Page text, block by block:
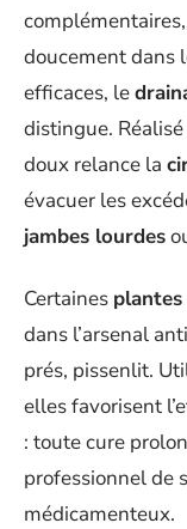
doucement dans
efficaces, le
distingue.
doux relance la
évacuer les
jambes lourdes
Certaines
dans l’arsenal
prés, pissenlit.
elles favorisent
: toute cure
professionnel de
médicamenteux.